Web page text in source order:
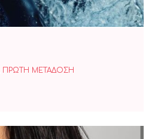
ΠΡΩΤΗ ΜΕΤΑΔΟΣΗ